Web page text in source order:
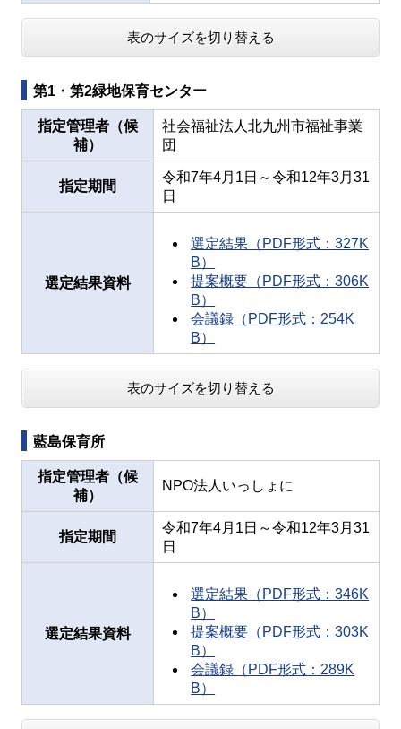
表のサイズを切り替える
第1・第2緑地保育センター
指定管理者（候
補）
社会福祉法人北九州市福祉事業
団
指定期間
令和7年4月1日～令和12年3月31
日
選定結果資料
選定結果（PDF形式：327K
B）
提案概要（PDF形式：306K
B）
会議録（PDF形式：254K
B）
表のサイズを切り替える
藍島保育所
指定管理者（候
補）
NPO法人いっしょに
指定期間
令和7年4月1日～令和12年3月31
日
選定結果資料
選定結果（PDF形式：346K
B）
提案概要（PDF形式：303K
B）
会議録（PDF形式：289K
B）